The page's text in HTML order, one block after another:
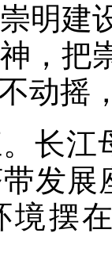
明建
，把
动摇
江母
发展
境摆